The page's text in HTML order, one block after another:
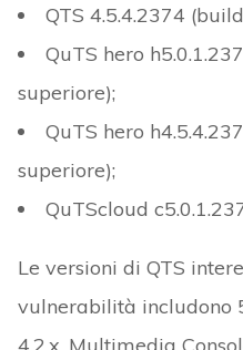
QTS 4.5.4.2374
QuTS hero
superiore);
QuTS hero
superiore);
QuTScloud
Le versioni di QTS
vulnerabilità includono
4.2.x, Multimedia